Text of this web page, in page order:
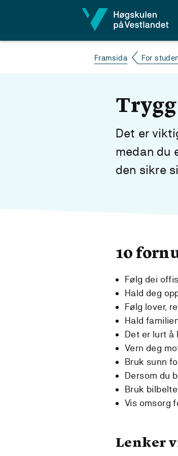
Framsida For
Det er
medan du
den sikre
10
Følg dei
Hald deg
Følg lover,
Hald
Det er lurt å
Vern deg
Bruk sunn
Dersom du
Bruk bilbelte
Vis omsorg
Lenker